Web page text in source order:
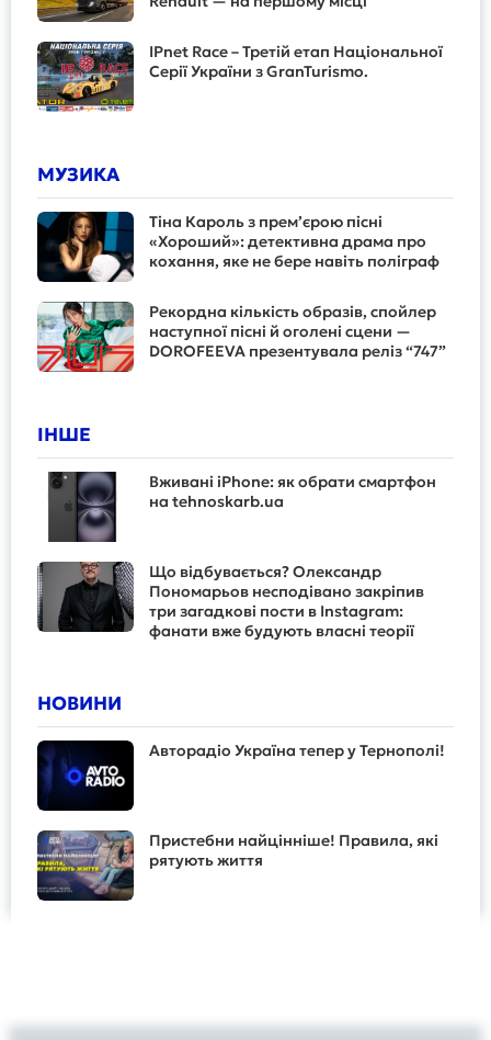
IPnet Race – Третій етап Національної
Серії України з GranTurismo.
МУЗИКА
Тіна Кароль з прем’єрою пісні
«Хороший»: детективна драма про
кохання, яке не бере навіть поліграф
Рекордна кількість образів, спойлер
наступної пісні й оголені сцени —
DOROFEEVA презентувала реліз “747”
ІНШЕ
Вживані iPhone: як обрати смартфон
на tehnoskarb.ua
Що відбувається? Олександр
Пономарьов несподівано закріпив
три загадкові пости в Instagram:
фанати вже будують власні теорії
НОВИНИ
Авторадіо Україна тепер у Тернополі!
Пристебни найцінніше! Правила, які
рятують життя